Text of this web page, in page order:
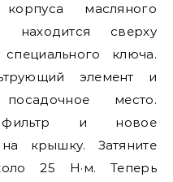
масляного
сверху
ключа.
элемент и
место.
фильтр и новое
на крышку. Затяните
25 Н·м. Теперь